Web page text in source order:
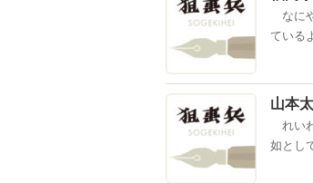
なに
ている
山本
れい
如とし